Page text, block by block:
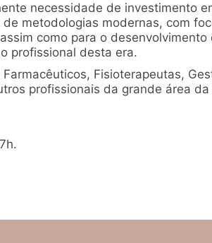
necessidade de investimento
metodologias modernas, com
como para o desenvolvimento
profissional desta era.
Fisioterapeutas,
profissionais da grande área da